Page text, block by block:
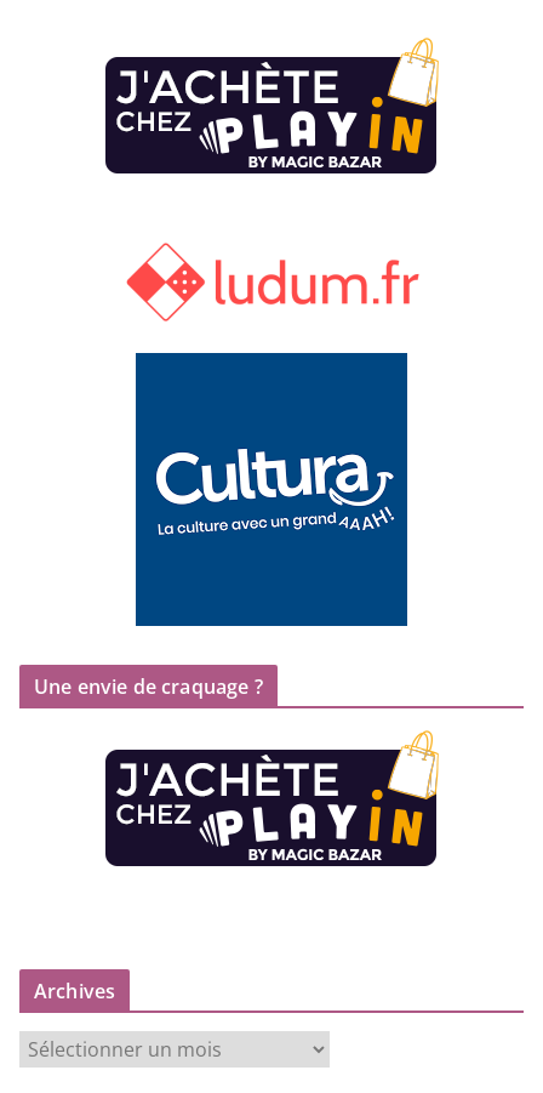
Une envie de craquage ?
Archives